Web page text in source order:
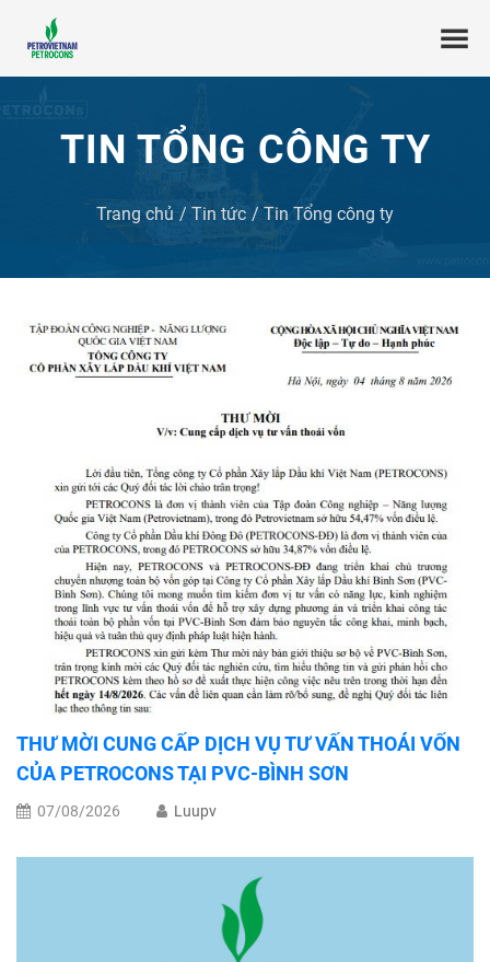
TIN TỔNG CÔNG TY
Trang chủ Tin tức Tin Tổng công ty
THƯ MỜI CUNG CẤP DỊCH VỤ TƯ VẤN THOÁI VỐN
CỦA PETROCONS TẠI PVC-BÌNH SƠN
07/08/2026 Luupv